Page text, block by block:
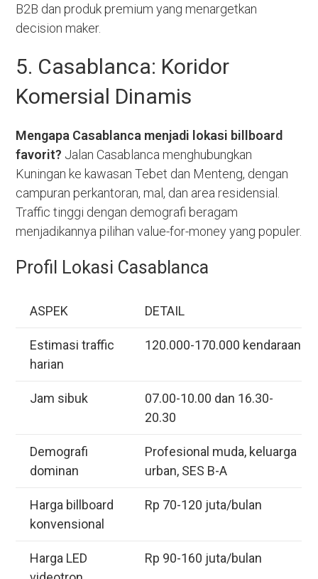
B2B dan produk premium yang menargetkan
decision maker.
5. Casablanca: Koridor
Komersial Dinamis
Mengapa Casablanca menjadi lokasi billboard
favorit? Jalan Casablanca menghubungkan
Kuningan ke kawasan Tebet dan Menteng, dengan
campuran perkantoran, mal, dan area residensial.
Traffic tinggi dengan demografi beragam
menjadikannya pilihan value-for-money yang populer.
Profil Lokasi Casablanca
ASPEK DETAIL
Estimasi traffic
harian
120.000-170.000 kendaraan
Jam sibuk
07.00-10.00 dan 16.30-
20.30
Demografi
dominan
Profesional muda, keluarga
urban, SES B-A
Harga billboard
konvensional
Rp 70-120 juta/bulan
Harga LED
Rp 90-160 juta/bulan